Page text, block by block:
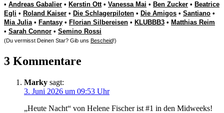
• Andreas Gabalier • Kerstin Ott• Vanessa Mai • Ben Zucker • Beatrice
Egli • Roland Kaiser • Die Schlagerpiloten • Die Amigos • Santiano •
Mia Julia• Fantasy • Florian Silbereisen • KLUBBB3 • Matthias Reim
• Sarah Connor • Semino Rossi
(Du vermisst Deinen Star? Gib uns Bescheid!)
3 Kommentare
Marky sagt:
3. Juni 2026 um 09:53 Uhr
„Heute Nacht“ von Helene Fischer ist #1 in den Midweeks!